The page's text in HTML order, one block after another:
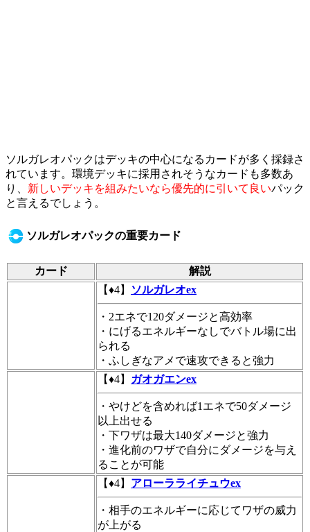
ソルガレオパックはデッキの中心になるカードが多く採録さ
れています。環境デッキに採用されそうなカードも多数あ
り、 新しいデッキを組みたいなら優先的に引いて良いパック
と言えるでしょう。
ソルガレオパックの重要カード
カード
解説
【♦4】
ソルガレオex
・2エネで120ダメージと高効率
・にげるエネルギーなしでバトル場に出
られる
・ ふしぎなアメ で速攻できると強力
【♦4】
ガオガエンex
・やけどを含めれば1エネで50ダメージ
以上出せる
・下ワザは最大140ダメージと強力
・進化前のワザで自分にダメージを与え
ることが可能
【♦4】 アローラライチュウex
・相手のエネルギーに応じてワザの威力
が上がる